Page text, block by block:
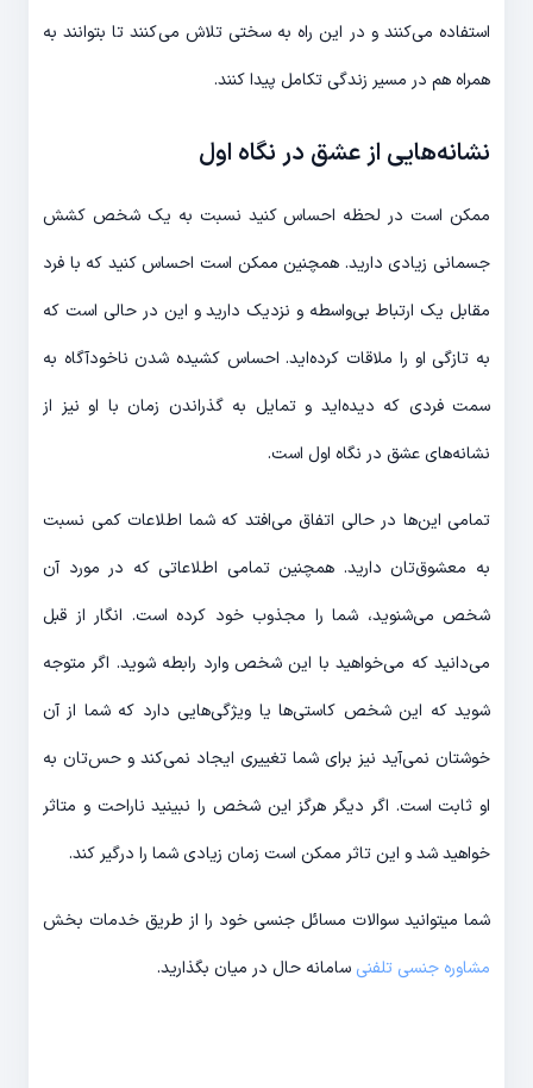
استفاده می‌کنند و در این راه به سختی تلاش می‌کنند تا بتوانند به
همراه هم در مسیر زندگی تکامل پیدا کنند.
نشانه‌هایی از عشق در نگاه اول
ممکن است در لحظه احساس کنید نسبت به یک شخص کشش
جسمانی زیادی دارید. همچنین ممکن است احساس کنید که با فرد
مقابل یک ارتباط بی‌واسطه و نزدیک دارید و این در حالی است که
به تازگی او را ملاقات کرده‌اید. احساس کشیده شدن ناخودآگاه به
سمت فردی که دیده‌اید و تمایل به گذراندن زمان با او نیز از
نشانه‌های عشق در نگاه اول است.
تمامی این‌ها در حالی اتفاق می‌افتد که شما اطلاعات کمی نسبت
به معشوق‌تان دارید. همچنین تمامی اطلاعاتی که در مورد آن
شخص می‌شنوید، شما را مجذوب خود کرده است. انگار از قبل
می‌دانید که می‌خواهید با این شخص وارد رابطه شوید. اگر متوجه
شوید که این شخص کاستی‌ها یا ویژگی‌هایی دارد که شما از آن
خوشتان نمی‌آید نیز برای شما تغییری ایجاد نمی‌کند و حس‌تان به
او ثابت است. اگر دیگر هرگز این شخص را نبینید ناراحت و متاثر
خواهید شد و این تاثر ممکن است زمان زیادی شما را درگیر کند.
شما میتوانید سوالات مسائل جنسی خود را از طریق خدمات بخش
مشاوره جنسی تلفنی سامانه حال در میان بگذارید.